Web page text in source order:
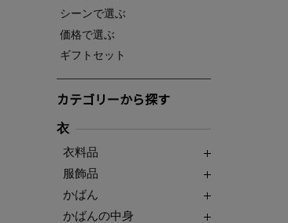
シーンで選ぶ
価格で選ぶ
ギフトセット
カテゴリーから探す
衣
衣料品
服飾品
かばん
かばんの中身